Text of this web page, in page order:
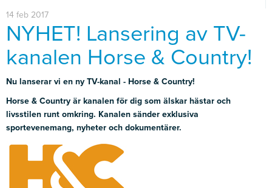
14 feb 2017
NYHET! Lansering av TV-
kanalen Horse & Country!
Nu lanserar vi en ny TV-kanal - Horse & Country!
Horse & Country är kanalen för dig som älskar hästar och
livsstilen runt omkring. Kanalen sänder exklusiva
sportevenemang, nyheter och dokumentärer.